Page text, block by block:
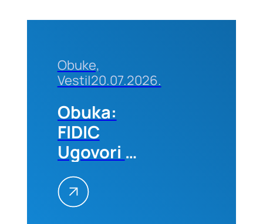
Obuke,
Vesti|20.07.2026.
Obuka:
FIDIC
Ugovori –
Primena
na
projektima,